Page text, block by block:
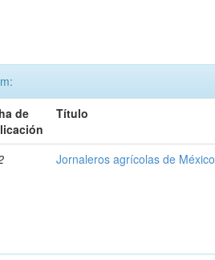
de
Título
Jornaleros agrícolas de México